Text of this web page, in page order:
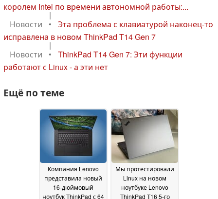
королем Intel по времени автономной работы:...
|
Новости
•
Эта проблема с клавиатурой наконец-то
исправлена в новом ThinkPad T14 Gen 7
|
Новости
•
ThinkPad T14 Gen 7: Эти функции
работают с Linux - а эти нет
Ещё по теме
Компания Lenovo
представила новый
16-дюймовый
ноутбук ThinkPad с 64
Мы протестировали
Linux на новом
ноутбуке Lenovo
ThinkPad T16 5-го